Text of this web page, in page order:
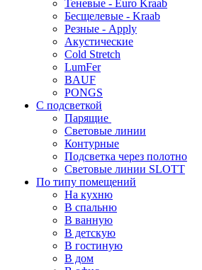
Теневые - Euro Kraab
Бесщелевые - Kraab
Резные - Apply
Акустические
Cold Stretch
LumFer
BAUF
PONGS
С подсветкой
Парящие
Световые линии
Контурные
Подсветка через полотно
Световые линии SLOTT
По типу помещений
На кухню
В спальню
В ванную
В детскую
В гостиную
В дом